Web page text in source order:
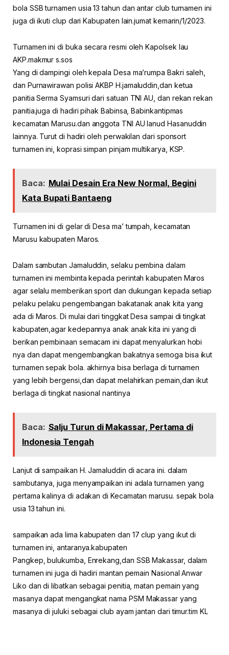
bola SSB turnamen usia 13 tahun dan antar club turnamen ini
juga di ikuti clup dari Kabupaten lain.jumat kemarin/1/2023.
Turnamen ini di buka secara resmi oleh Kapolsek lau
AKP.makmur s.sos
Yang di dampingi oleh kepala Desa ma’rumpa Bakri saleh,
dan Purnawirawan polisi AKBP H.jamaluddin,dan ketua
panitia Serma Syamsuri dari satuan TNI AU, dan rekan rekan
panitia.juga di hadiri pihak Babinsa, Babinkantipmas
kecamatan Marusu.dan anggota TNI AU lanud Hasanuddin
lainnya. Turut di hadiri oleh perwakilan dari sponsort
turnamen ini, koprasi simpan pinjam multikarya, KSP.
Baca: Mulai Desain Era New Normal, Begini
Kata Bupati Bantaeng
Turnamen ini di gelar di Desa ma’ tumpah, kecamatan
Marusu kabupaten Maros.
Dalam sambutan Jamaluddin, selaku pembina dalam
turnamen ini membinta kepada perintah kabupaten Maros
agar selalu memberikan sport dan dukungan kepada setiap
pelaku pelaku pengembangan bakatanak anak kita yang
ada di Maros. Di mulai dari tinggkat Desa sampai di tingkat
kabupaten,agar kedepannya anak anak kita ini yang di
berikan pembinaan semacam ini dapat menyalurkan hobi
nya dan dapat mengembangkan bakatnya semoga bisa ikut
turnamen sepak bola. akhirnya bisa berlaga di turnamen
yang lebih bergensi,dan dapat melahirkan pemain,dan ikut
berlaga di tingkat nasional nantinya
Baca: Salju Turun di Makassar, Pertama di
Indonesia Tengah
Lanjut di sampaikan H. Jamaluddin di acara ini. dalam
sambutanya, juga menyampaikan ini adala turnamen yang
pertama kalinya di adakan di Kecamatan marusu. sepak bola
usia 13 tahun ini.
sampaikan ada lima kabupaten dan 17 clup yang ikut di
turnamen ini, antaranya.kabupaten
Pangkep, bulukumba, Enrekang,dan SSB Makassar, dalam
turnamen ini juga di hadiri mantan pemain Nasional Anwar
Liko dan di libatkan sebagai penitia, matan pemain yang
masanya dapat mengangkat nama PSM Makassar yang
masanya di juluki sebagai club ayam jantan dari timur.tim KL